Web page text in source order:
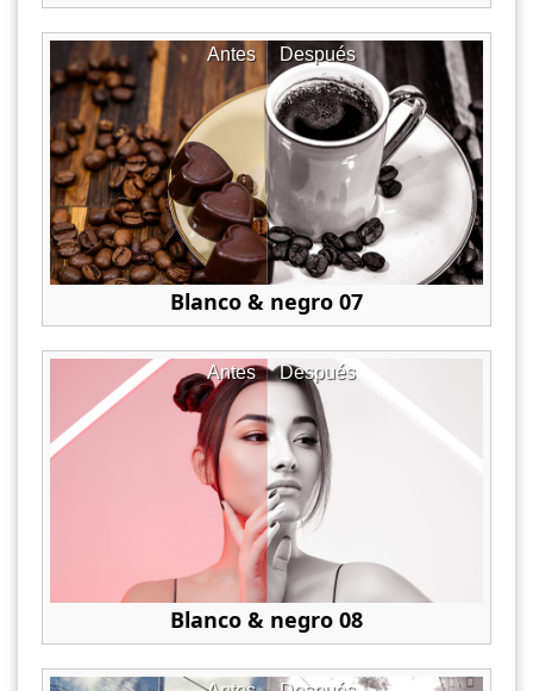
Después
Antes
Blanco & negro 07
Después
Antes
Blanco & negro 08